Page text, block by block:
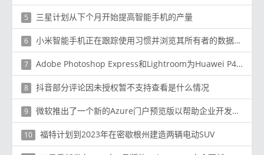
5 三星计划从下个月开始提高智能手机的产量
6 小米智能手机正在跟踪使用习惯并浏览其所有者的数据[更新]
7 Adobe Photoshop Express和Lightroom为Huawei P40 Pro和众多Apple设备添加了镜头校正配置文件
8 抖音部分评论因未授权暂不支持查看是什么情况
9 微软推出了一个新的Azure门户预览版以帮助企业开发人员在云中实施DevOps
10 福特计划到2023年在密歇根州建造两辆电动SUV